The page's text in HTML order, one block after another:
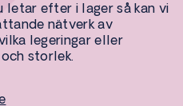
letar efter i lager så kan vi
nätverk av
legeringar eller
storlek.